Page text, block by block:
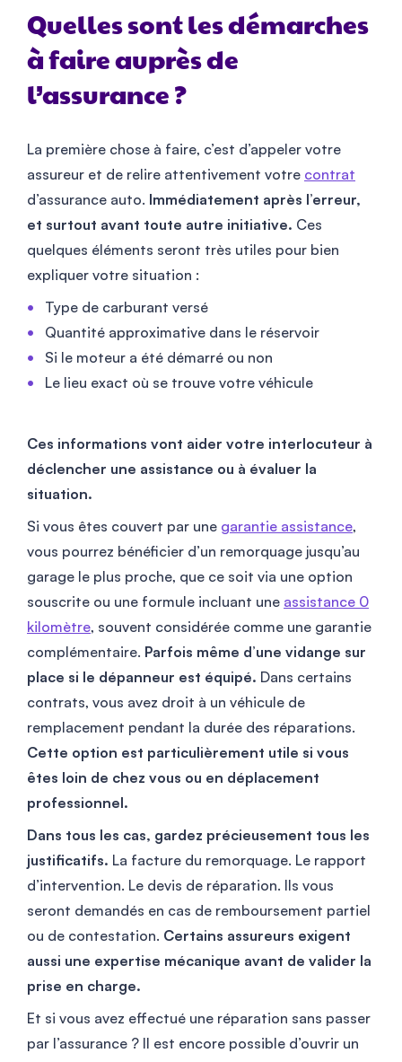
Quelles sont les démarches
à faire auprès de
l’assurance ?
La première chose à faire, c’est d’appeler votre
assureur et de relire attentivement votre contrat
d’assurance auto. Immédiatement après l’erreur,
et surtout avant toute autre initiative. Ces
quelques éléments seront très utiles pour bien
expliquer votre situation :
Type de carburant versé
Quantité approximative dans le réservoir
Si le moteur a été démarré ou non
Le lieu exact où se trouve votre véhicule
Ces informations vont aider votre interlocuteur à
déclencher une assistance ou à évaluer la
situation.
Si vous êtes couvert par une garantie assistance,
vous pourrez bénéficier d’un remorquage jusqu’au
garage le plus proche, que ce soit via une option
souscrite ou une formule incluant une assistance 0
kilomètre, souvent considérée comme une garantie
complémentaire. Parfois même d’une vidange sur
place si le dépanneur est équipé. Dans certains
contrats, vous avez droit à un véhicule de
remplacement pendant la durée des réparations.
Cette option est particulièrement utile si vous
êtes loin de chez vous ou en déplacement
professionnel.
Dans tous les cas, gardez précieusement tous les
justificatifs. La facture du remorquage. Le rapport
d’intervention. Le devis de réparation. Ils vous
seront demandés en cas de remboursement partiel
ou de contestation. Certains assureurs exigent
aussi une expertise mécanique avant de valider la
prise en charge.
Et si vous avez effectué une réparation sans passer
par l’assurance ? Il est encore possible d’ouvrir un